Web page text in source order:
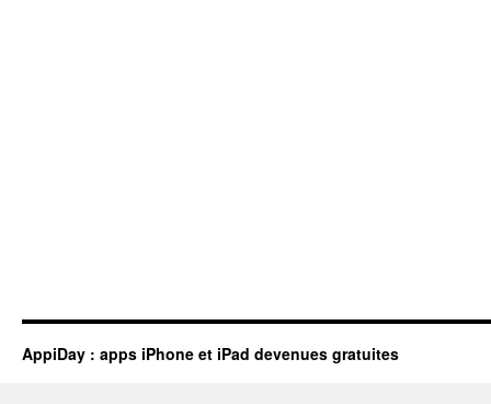
AppiDay : apps iPhone et iPad devenues gratuites